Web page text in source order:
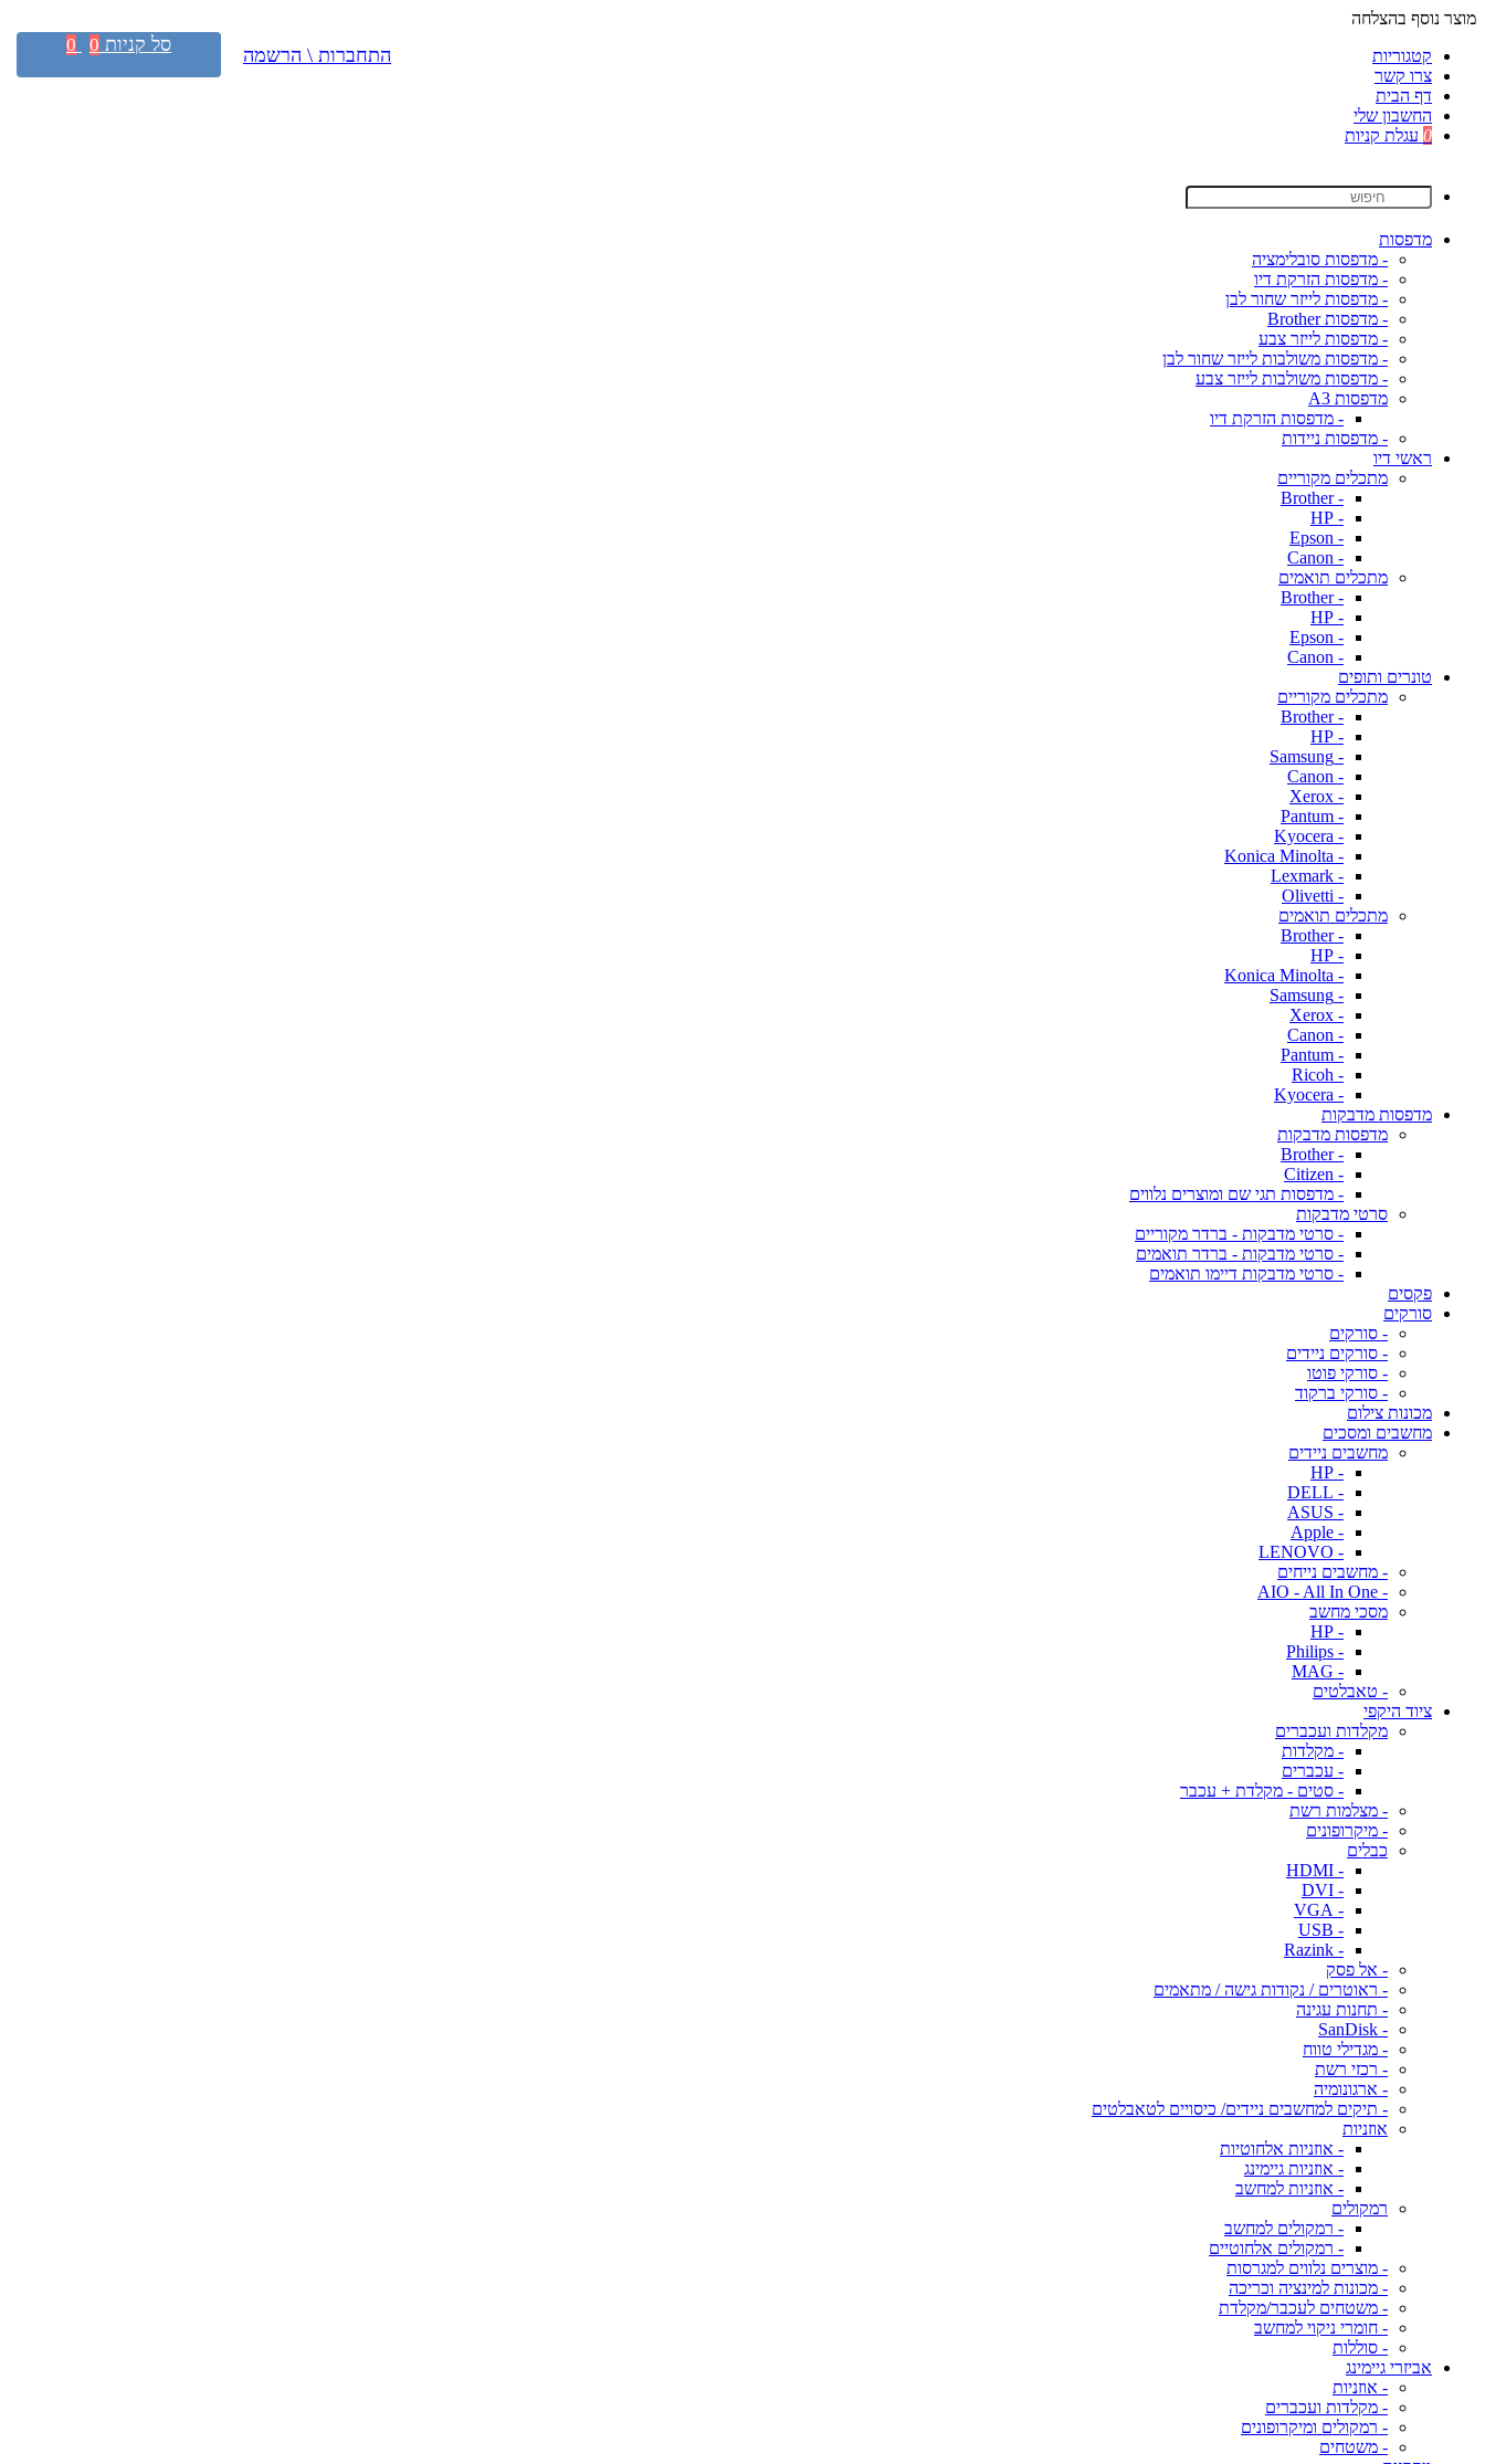
מוצר נוסף בהצלחה
קטגוריות
צרו קשר
דף הבית
החשבון שלי
0 עגלת קניות
מדפסות
- מדפסות סובלימציה
- מדפסות הזרקת דיו
- מדפסות לייזר שחור לבן
- מדפסות Brother
- מדפסות לייזר צבע
- מדפסות משולבות לייזר שחור לבן
- מדפסות משולבות לייזר צבע
מדפסות A3
- מדפסות הזרקת דיו
- מדפסות ניידות
ראשי דיו
מתכלים מקוריים
- Brother
- HP
- Epson
- Canon
מתכלים תואמים
- Brother
- HP
- Epson
- Canon
טונרים ותופים
מתכלים מקוריים
- Brother
- HP
- Samsung
- Canon
- Xerox
- Pantum
- Kyocera
- Konica Minolta
- Lexmark
- Olivetti
מתכלים תואמים
- Brother
- HP
- Konica Minolta
- Samsung
- Xerox
- Canon
- Pantum
- Ricoh
- Kyocera
מדפסות מדבקות
מדפסות מדבקות
- Brother
- Citizen
- מדפסות תגי שם ומוצרים נלווים
סרטי מדבקות
- סרטי מדבקות - ברדר מקוריים
- סרטי מדבקות - ברדר תואמים
- סרטי מדבקות דיימו תואמים
פקסים
סורקים
- סורקים
- סורקים ניידים
- סורקי פוטו
- סורקי ברקוד
מכונות צילום
מחשבים ומסכים
מחשבים ניידים
- HP
- DELL
- ASUS
- Apple
- LENOVO
- מחשבים נייחים
- AIO - All In One
מסכי מחשב
- HP
- Philips
- MAG
- טאבלטים
ציוד היקפי
מקלדות ועכברים
- מקלדות
- עכברים
- סטים - מקלדת + עכבר
- מצלמות רשת
- מיקרופונים
כבלים
- HDMI
- DVI
- VGA
- USB
- Razink
- אל פסק
- ראוטרים / נקודות גישה / מתאמים
- תחנות עגינה
- SanDisk
- מגדילי טווח
- רכזי רשת
- ארגונומיה
- תיקים למחשבים ניידים/ כיסויים לטאבלטים
אוזניות
- אוזניות אלחוטיות
- אוזניות גיימינג
- אוזניות למחשב
רמקולים
- רמקולים למחשב
- רמקולים אלחוטיים
- מוצרים נלווים למגרסות
- מכונות למינציה וכריכה
- משטחים לעכבר/מקלדת
- חומרי ניקוי למחשב
- סוללות
אביזרי גיימינג
- אוזניות
- מקלדות ועכברים
- רמקולים ומיקרופונים
- משטחים
התחברות \ הרשמה סל קניות 0
0